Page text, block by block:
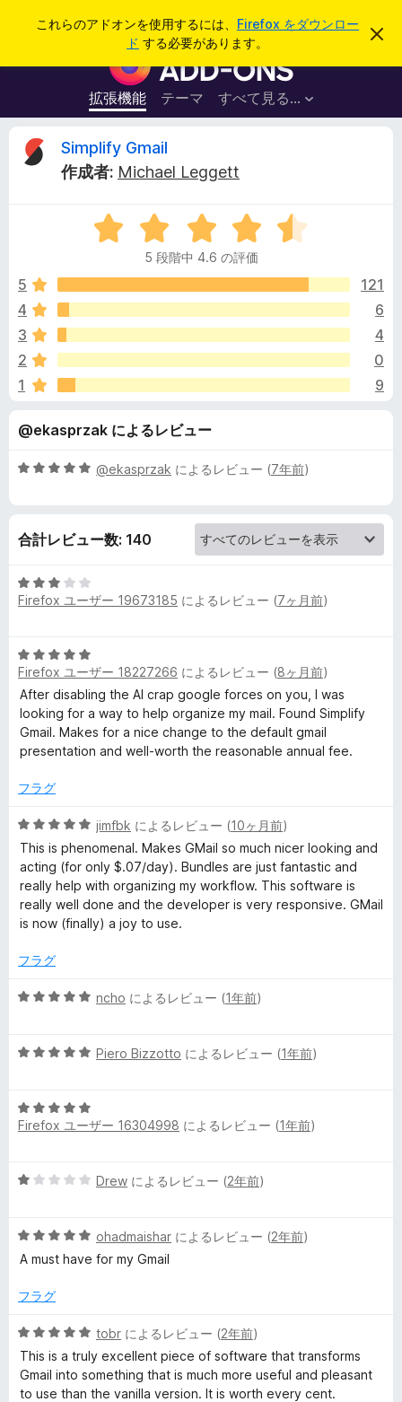
これらのアドオンを使用するには、 Firefox をダウンロー
ド する必要があります。
こ
を
F
i
r
e
x
ラ
ウ
ザ
ー
ド
オ
ン
拡張機能 テーマ すべて見る...
ログイン
S
p
l
i
y
m
a
l
の
レ
ュ
ー
Simplify Gmail
作成者: Michael Leggett
5
段
中
.
の
価
5 段階中 4.6 の評価
5
121
4
6
3
4
2
0
1
9
@ekasprzak によるレビュー
5
5
評
価
@ekasprzak によるレビュー (7年前)
合計レビュー数: 140
5
段
3
の
評
価
Firefox ユーザー 19673185 によるレビュー (7ヶ月前)
5
段
階
中
5
の
価
Firefox ユーザー 18227266 によるレビュー (8ヶ月前)
After disabling the AI crap google forces on you, I was
looking for a way to help organize my mail. Found Simplify
Gmail. Makes for a nice change to the default gmail
presentation and well-worth the reasonable annual fee.
フラグ
5
段
階
中
5
の
価
jimfbk によるレビュー (10ヶ月前)
This is phenomenal. Makes GMail so much nicer looking and
acting (for only $.07/day). Bundles are just fantastic and
really help with organizing my workflow. This software is
really well done and the developer is very responsive. GMail
is now (finally) a joy to use.
フラグ
5
中
評
価
ncho によるレビュー (1年前)
5
中
5
価
Piero Bizzotto によるレビュー (1年前)
5
段
5
価
Firefox ユーザー 16304998 によるレビュー (1年前)
5
中
1
評
Drew によるレビュー (2年前)
5
段
中
の
評
価
ohadmaishar によるレビュー (2年前)
A must have for my Gmail
フラグ
5
段
階
中
tobr によるレビュー (2年前)
This is a truly excellent piece of software that transforms
Gmail into something that is much more useful and pleasant
to use than the vanilla version. It is worth every cent.